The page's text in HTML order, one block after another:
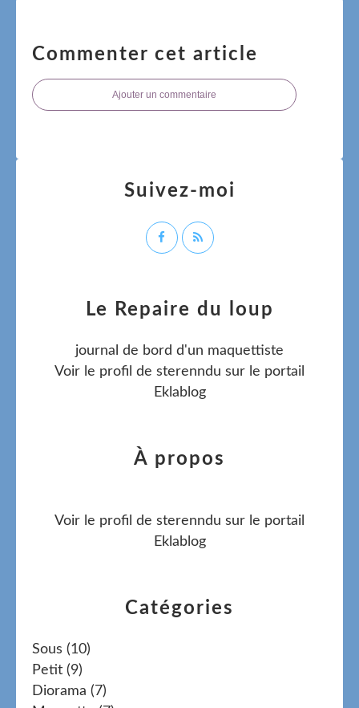
Commenter cet article
Ajouter un commentaire
Catégories
Sous (10)
Petit (9)
Diorama (7)
Le Repaire du loup
journal de bord d'un maquettiste
Voir le profil de sterenndu sur le portail
Eklablog
Suivez-moi
À propos
Voir le profil de sterenndu sur le portail
Eklablog